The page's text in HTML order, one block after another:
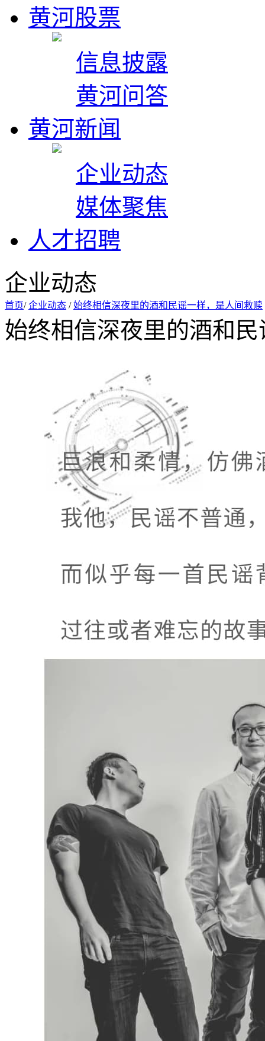
黄河股票
信息披露
黄河问答
黄河新闻
企业动态
媒体聚焦
人才招聘
企业动态
首页/ 企业动态 / 始终相信深夜里的酒和民谣一样，是人间救赎
始终相信深夜里的酒和